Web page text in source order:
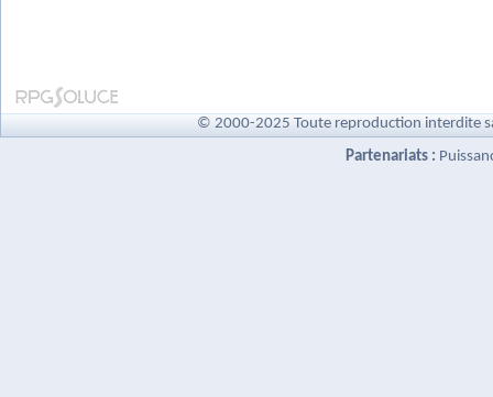
© 2000-2025 Toute reproduction interdite
Partenariats :